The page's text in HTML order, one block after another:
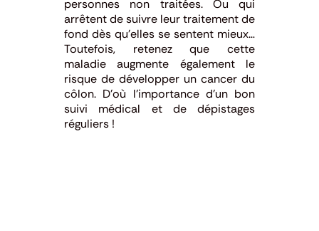
personnes non traitées. Ou qui
arrêtent de suivre leur traitement de
fond dès qu’elles se sentent mieux…
Toutefois, retenez que cette
maladie augmente également le
risque de développer un cancer du
côlon. D’où l’importance d’un bon
suivi médical et de dépistages
réguliers !